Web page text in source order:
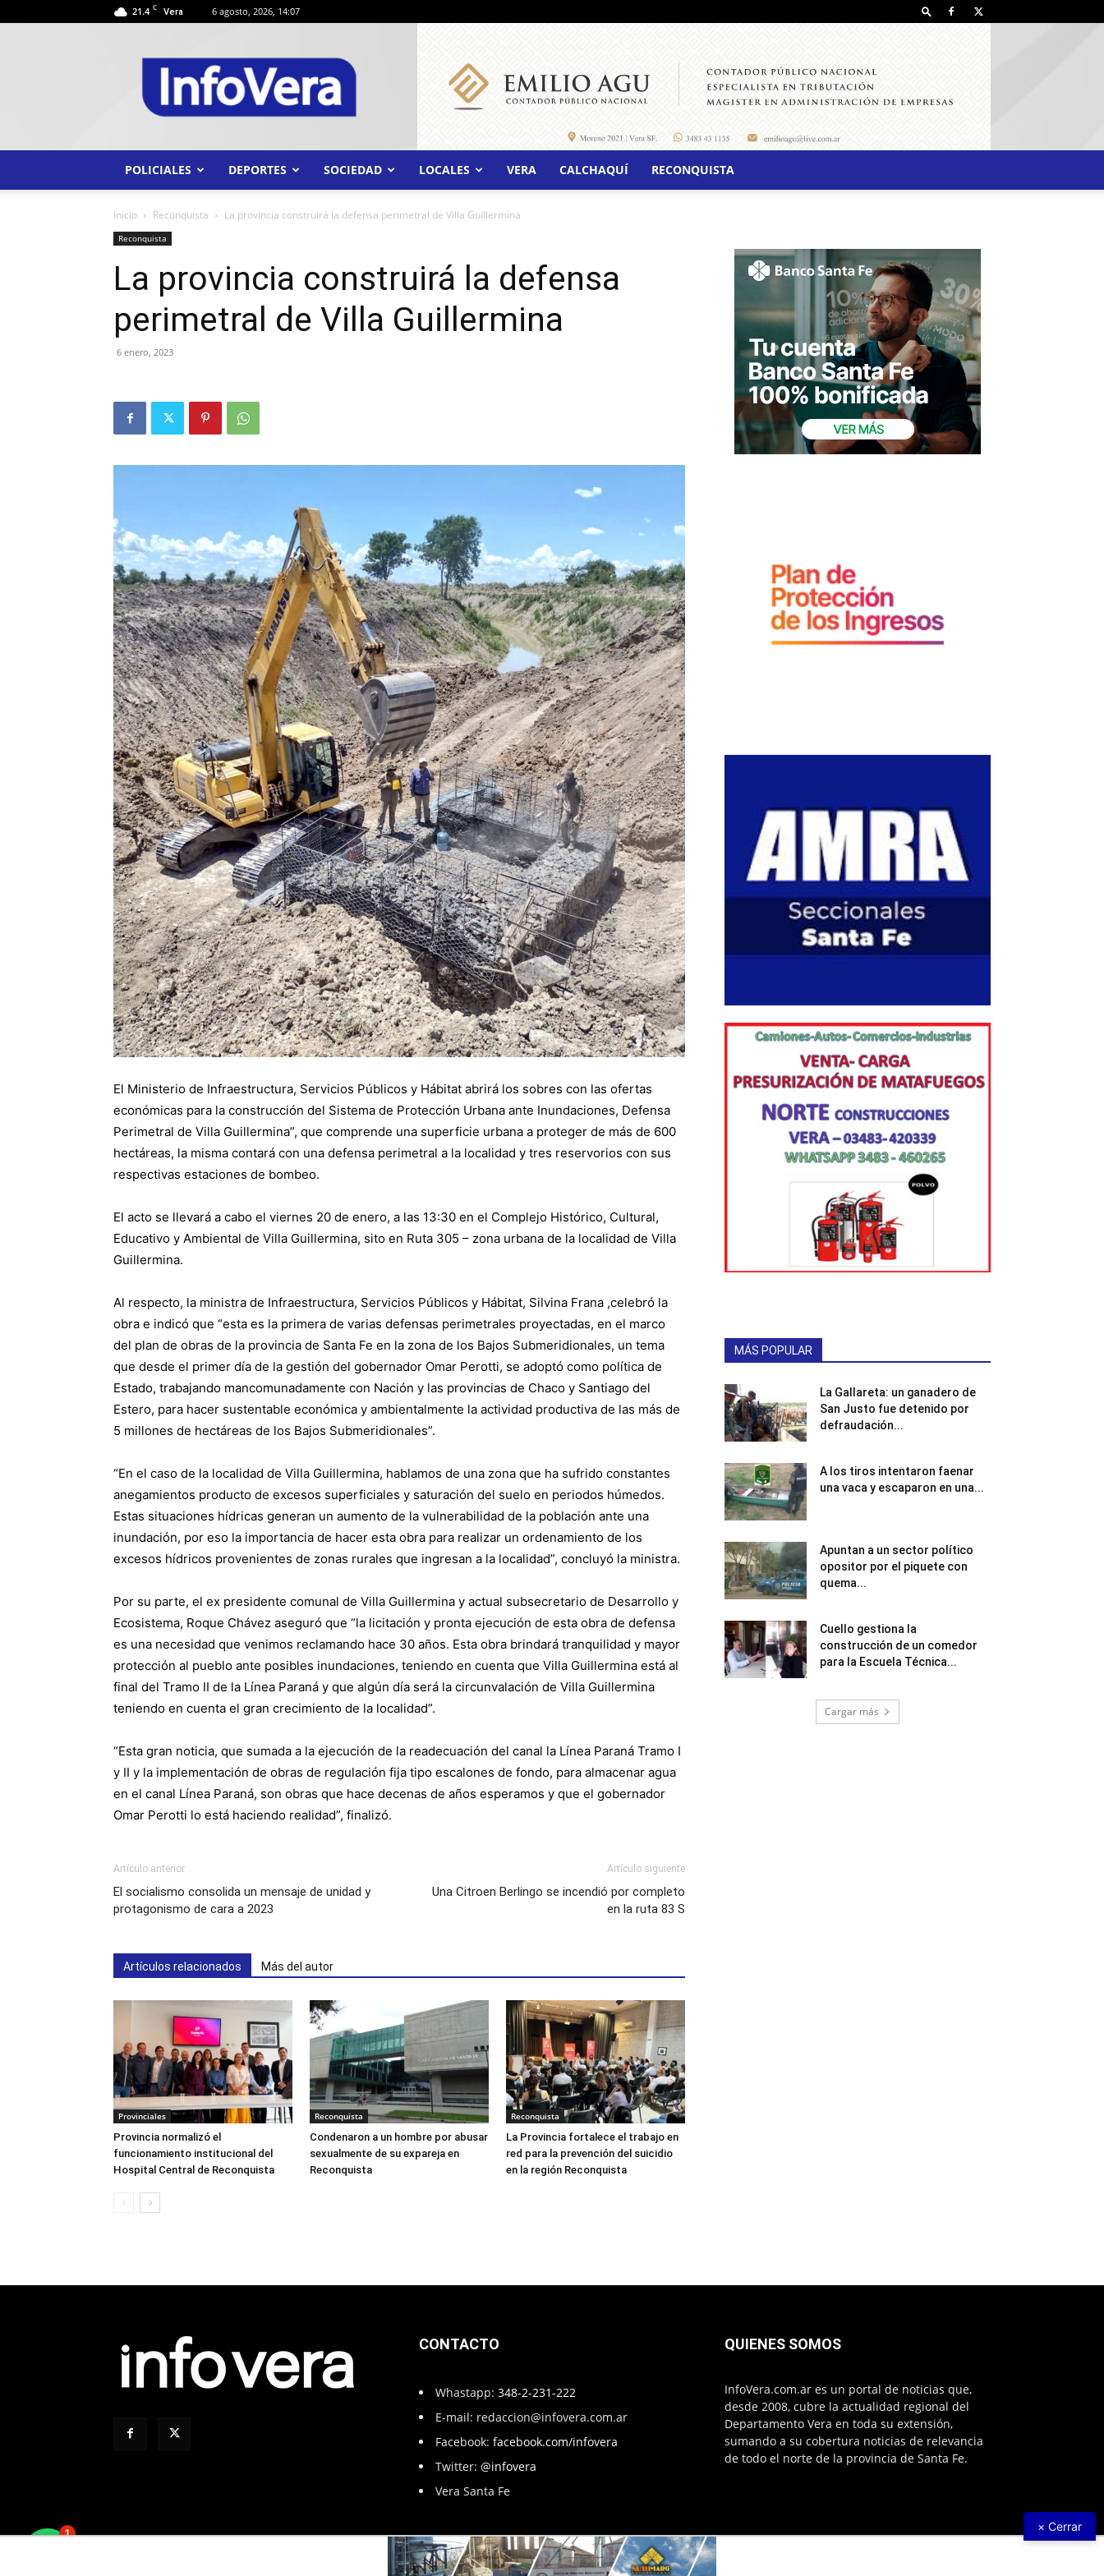
21.4 C Vera 6 agosto, 2026, 14:07
INFO
VERA
POLICIALES DEPORTES SOCIEDAD LOCALES VERA CALCHAQUÍ RECONQUISTA
Inicio Reconquista La provincia construirá la defensa perimetral de Villa Guillermina
Reconquista
La provincia construirá la defensa
perimetral de Villa Guillermina
6 enero, 2023
El Ministerio de Infraestructura, Servicios Públicos y Hábitat abrirá los sobres con las ofertas
económicas para la construcción del Sistema de Protección Urbana ante Inundaciones, Defensa
Perimetral de Villa Guillermina”, que comprende una superficie urbana a proteger de más de 600
hectáreas, la misma contará con una defensa perimetral a la localidad y tres reservorios con sus
respectivas estaciones de bombeo.
El acto se llevará a cabo el viernes 20 de enero, a las 13:30 en el Complejo Histórico, Cultural,
Educativo y Ambiental de Villa Guillermina, sito en Ruta 305 – zona urbana de la localidad de Villa
Guillermina.
Al respecto, la ministra de Infraestructura, Servicios Públicos y Hábitat, Silvina Frana ,celebró la
obra e indicó que “esta es la primera de varias defensas perimetrales proyectadas, en el marco
del plan de obras de la provincia de Santa Fe en la zona de los Bajos Submeridionales, un tema
que desde el primer día de la gestión del gobernador Omar Perotti, se adoptó como política de
Estado, trabajando mancomunadamente con Nación y las provincias de Chaco y Santiago del
Estero, para hacer sustentable económica y ambientalmente la actividad productiva de las más de
5 millones de hectáreas de los Bajos Submeridionales”.
“En el caso de la localidad de Villa Guillermina, hablamos de una zona que ha sufrido constantes
anegamientos producto de excesos superficiales y saturación del suelo en periodos húmedos.
Estas situaciones hídricas generan un aumento de la vulnerabilidad de la población ante una
inundación, por eso la importancia de hacer esta obra para realizar un ordenamiento de los
excesos hídricos provenientes de zonas rurales que ingresan a la localidad”, concluyó la ministra.
Por su parte, el ex presidente comunal de Villa Guillermina y actual subsecretario de Desarrollo y
Ecosistema, Roque Chávez aseguró que “la licitación y pronta ejecución de esta obra de defensa
es una necesidad que venimos reclamando hace 30 años. Esta obra brindará tranquilidad y mayor
protección al pueblo ante posibles inundaciones, teniendo en cuenta que Villa Guillermina está al
final del Tramo II de la Línea Paraná y que algún día será la circunvalación de Villa Guillermina
teniendo en cuenta el gran crecimiento de la localidad”.
“Esta gran noticia, que sumada a la ejecución de la readecuación del canal la Línea Paraná Tramo I
y II y la implementación de obras de regulación fija tipo escalones de fondo, para almacenar agua
en el canal Línea Paraná, son obras que hace decenas de años esperamos y que el gobernador
Omar Perotti lo está haciendo realidad”, finalizó.
Artículo anterior
El socialismo consolida un mensaje de unidad y
protagonismo de cara a 2023
Artículo siguiente
Una Citroen Berlingo se incendió por completo
en la ruta 83 S
Artículos relacionados Más del autor
Provinciales
Provincia normalizó el
funcionamiento institucional del
Hospital Central de Reconquista
Reconquista
Condenaron a un hombre por abusar
sexualmente de su expareja en
Reconquista
Reconquista
La Provincia fortalece el trabajo en
red para la prevención del suicidio
en la región Reconquista
MÁS POPULAR
La Gallareta: un ganadero de
San Justo fue detenido por
defraudación...
A los tiros intentaron faenar
una vaca y escaparon en una...
Apuntan a un sector político
opositor por el piquete con
quema...
Cuello gestiona la
construcción de un comedor
para la Escuela Técnica...
Cargar más
CONTACTO
Whastapp: 348-2-231-222
E-mail: redaccion@infovera.com.ar
Facebook: facebook.com/infovera
Twitter: @infovera
Vera Santa Fe
QUIENES SOMOS
InfoVera.com.ar es un portal de noticias que,
desde 2008, cubre la actualidad regional del
Departamento Vera en toda su extensión,
sumando a su cobertura noticias de relevancia
de todo el norte de la provincia de Santa Fe.
× Cerrar
1